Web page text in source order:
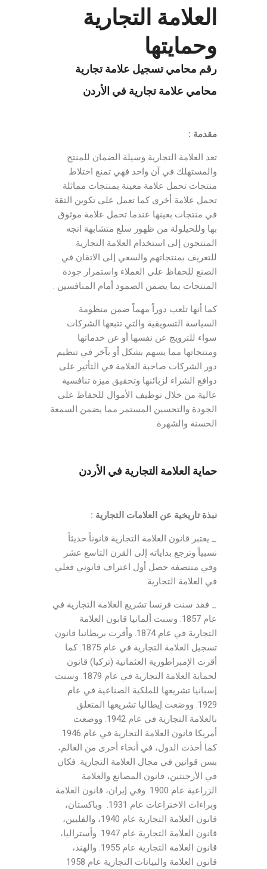
العلامة التجارية
وحمايتها
رقم محامي تسجيل علامة تجارية
محامي علامة تجارية في الأردن
مقدمة :
تعد العلامة التجارية وسيلة الضمان للمنتج
والمستهلك في آن واحد فهي تمنع اختلاط
منتجات تحمل علامة معينة بمنتجات مماثلة
تحمل علامة أخرى كما تعمل على تكوين الثقة
في منتجات بعينها عندما تحمل علامة موثوق
بها وللحيلولة من ظهور سلع متشابهة اتجه
المنتجون إلى استخدام العلامة التجارية
للتعريف بمنتجاتهم والسعي إلى الاتقان في
الصنع للحفاظ على العملاء واستمرار جودة
المنتجات بما يضمن الصمود أمام المنافسين .
كما أنها تلعب دوراً مهماً ضمن منظومة
السياسة التسويقية والتي تتبعها الشركات
سواء للترويج عن نفسها أو عن خدماتها
ومنتجاتها مما يسهم بشكل أو بآخر في تنظيم
دور الشركات صاحبة العلامة في التأثير على
دوافع الشراء لزبائنها وتحقيق ميزة تنافسية
عالية من خلال توظيف الأموال للحفاظ على
الجودة والتحسين المستمر مما يضمن السمعة
الحسنة والشهرة.
حماية العلامة التجارية في الأردن
نبذة تاريخية عن العلامات التجارية :
_ يعتبر قانون العلامة التجارية قانوناً حديثاً
نسبياً وترجع بداياته إلى القرن التاسع عشر
وفي منتصفه حصل أول اعتراف قانوني فعلي
في العلامة التجارية.
_ فقد سنت فرنسا تشريع العلامة التجارية في
عام 1857. وسنت ألمانيا قانون العلامة
التجارية في عام 1874. وأقرت بريطانيا قانون
تسجيل العلامة التجارية في عام 1875. كما
أقرت الإمبراطورية العثمانية (تركيا) قانون
لحماية العلامة التجارية في عام 1879. وسنت
إسبانيا تشريعها للملكية الصناعية في عام
1929. ووضعت إيطاليا تشريعها المتعلق
بالعلامة التجارية في عام 1942. ووضعت
أمريكا قانون العلامة التجارية في عام 1946.
كما أخذت الدول، في أنحاء أخرى من العالم،
بسن قوانين في مجال العلامة التجارية. فكان
في الأرجنتين، قانون المصانع والعلامة
الزراعية عام 1900. وفي إيران، قانون العلامة
وبراءات الاختراعات عام 1931. وباكستان،
قانون العلامة التجارية عام 1940، والفلبين،
قانون العلامة التجارية عام 1947. وأستراليا،
قانون العلامة التجارية عام 1955. والهند،
قانون العلامة والبيانات التجارية عام 1958